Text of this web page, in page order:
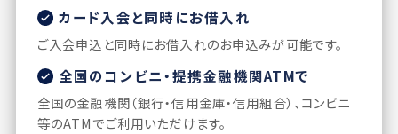
カード入会と同時にお借入れ
ご入会申込と同時にお借入れのお申込みが可能です。
全国のコンビニ・提携金融機関ATMで
全国の金融機関（銀行・信用金庫・信用組合）、コンビニ
等のATMでご利用いただけます。